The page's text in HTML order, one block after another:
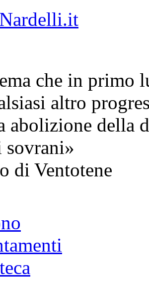
che in primo
altro
abolizione della
sovrani»
di Ventotene